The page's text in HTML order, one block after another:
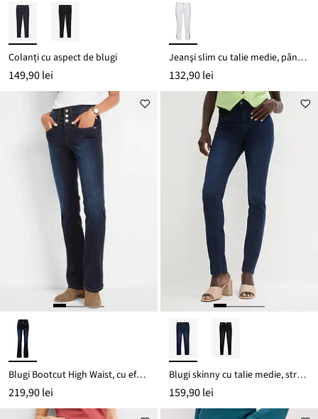
Colanți cu aspect de blugi
149,90 lei
Jeanşi slim cu talie medie, până la glezne
132,90 lei
Blugi Bootcut High Waist, cu efect de modelare
219,90 lei
Blugi skinny cu talie medie, stretch
159,90 lei